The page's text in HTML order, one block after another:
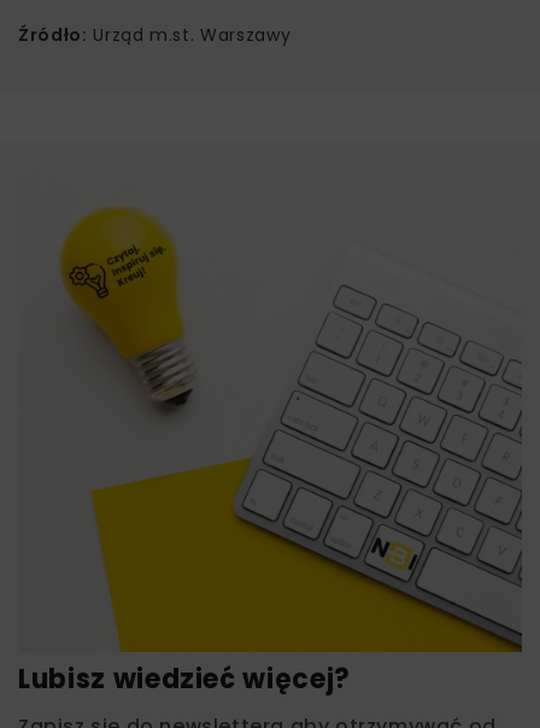
Źródło: Urząd m.st. Warszawy
Lubisz wiedzieć więcej?